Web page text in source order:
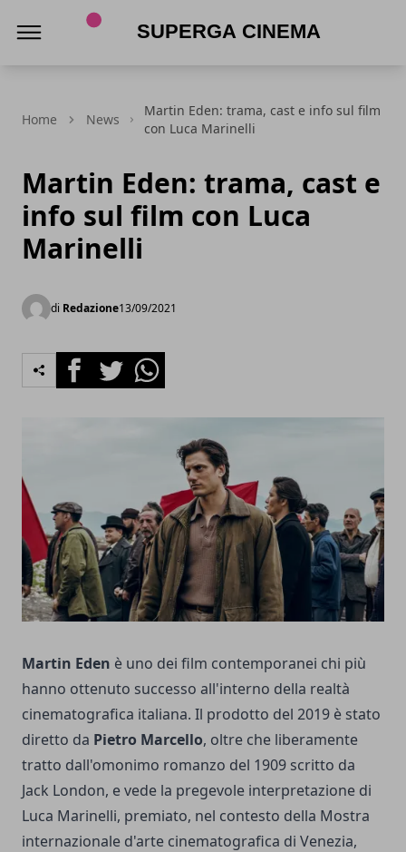
Home News
Martin Eden: trama, cast e info sul film
con Luca Marinelli
Martin Eden: trama, cast e
info sul film con Luca
Marinelli
di Redazione13/09/2021
FacebookTwitterWhatsapp
Martin Eden è uno dei film contemporanei chi più
hanno ottenuto successo all'interno della realtà
cinematografica italiana. Il prodotto del 2019 è stato
diretto da Pietro Marcello, oltre che liberamente
tratto dall'omonimo romanzo del 1909 scritto da
Jack London, e vede la pregevole interpretazione di
Luca Marinelli, premiato, nel contesto della Mostra
internazionale d'arte cinematografica di Venezia,